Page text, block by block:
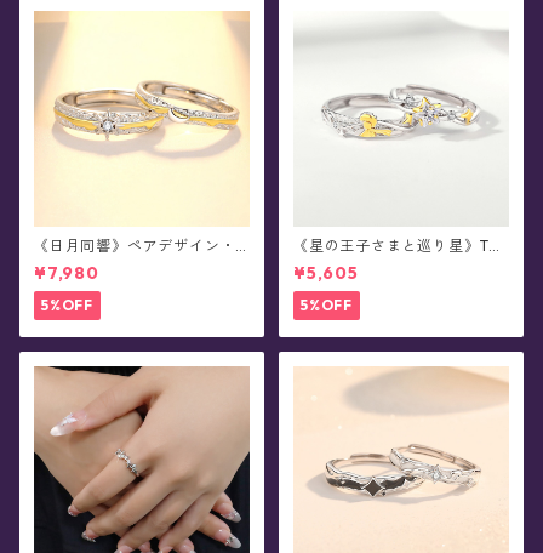
《日月同響》ペアデザイン・
シルバーリング
¥7,980
5%OFF
《星の王子さまと巡り星》The
Little Prince ペアデザイン・
シルバーリング(全2種)
¥5,605
5%OFF